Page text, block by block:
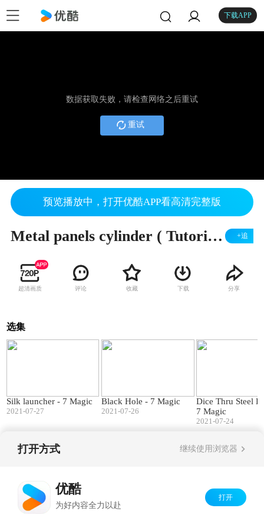
下载APP
数据获取失败，请检查网络之后重试
重试
预览播放中，打开优酷APP看高清完整版
Metal panels cylinder ( Tutorial ) - 7 Magic +追
超清画质 评论 收藏 下载 分享
选集
Silk launcher - 7 Magic
2021-07-27
Black Hole - 7 Magic
2021-07-26
Dice Thru Steel
7 Magic
2021-07-24
打开方式 继续使用浏览器
优酷
为好内容全力以赴
打开